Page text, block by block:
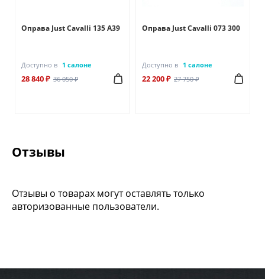
Оправа Just Cavalli 135 A39
Доступно в 1 салоне
28 840 ₽ 36 050 ₽
Оправа Just Cavalli 073 300
Доступно в 1 салоне
22 200 ₽ 27 750 ₽
Отзывы
Отзывы о товарах могут оставлять только
авторизованные пользователи.